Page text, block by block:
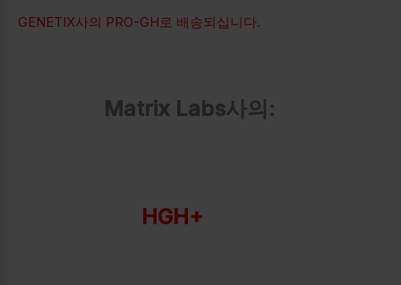
GENETIX사의 PRO-GH로 배송되십니다.
Matrix Labs사의:
HGH+